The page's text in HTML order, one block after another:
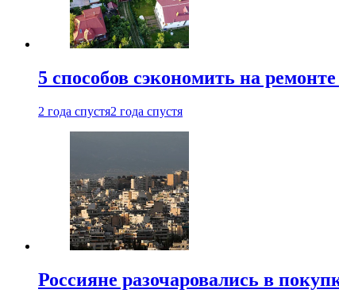
5 способов сэкономить на
2 года спустя2 года спустя
Россияне разочаровались в